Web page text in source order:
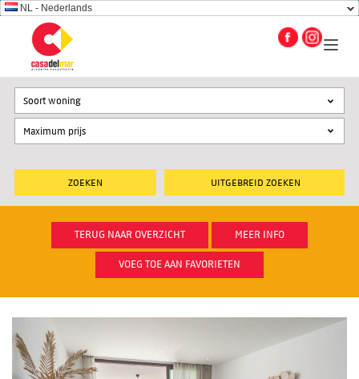
NL - Nederlands
UITGEBREID ZOEKEN
Soort woning
TERUG NAAR OVERZICHT MEER INFO
VOEG TOE AAN FAVORIETEN